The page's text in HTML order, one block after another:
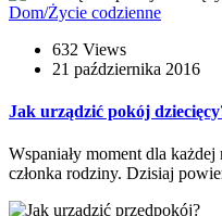
Dom/Życie codzienne
632 Views
21 października 2016
Jak urządzić pokój
Wspaniały moment dla
członka rodziny. Dzisiaj